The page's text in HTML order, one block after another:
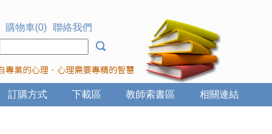
購物車(0) 聯絡我們
相關連結
教師索書區
下載區
訂購方式